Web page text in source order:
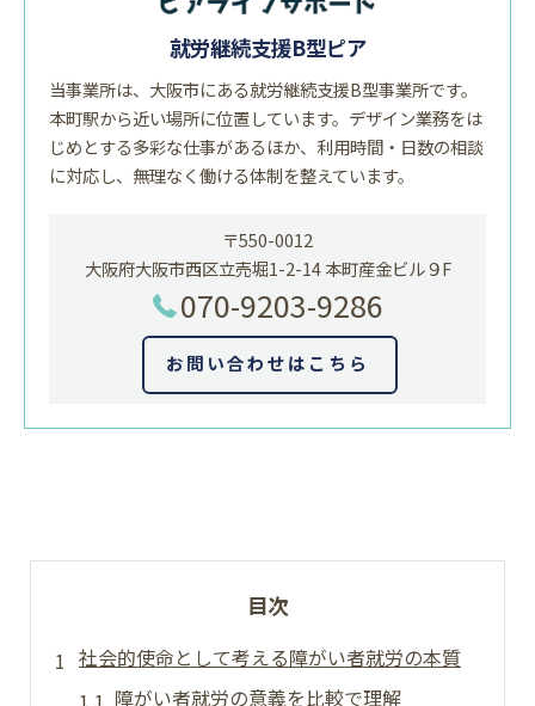
就労継続支援B型ピア
当事業所は、大阪市にある就労継続支援B型事業所です。
本町駅から近い場所に位置しています。デザイン業務をは
じめとする多彩な仕事があるほか、利用時間・日数の相談
に対応し、無理なく働ける体制を整えています。
〒550-0012
大阪府大阪市西区立売堀1-2-14 本町産金ビル９F
070-9203-9286
お問い合わせはこちら
目次
社会的使命として考える障がい者就労の本質
障がい者就労の意義を比較で理解